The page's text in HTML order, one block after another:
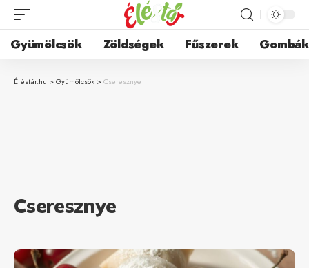
Gyümölcsök Zöldségek Fűszerek Gombák
Éléstár.hu >Gyümölcsök >Cseresznye
Cseresznye